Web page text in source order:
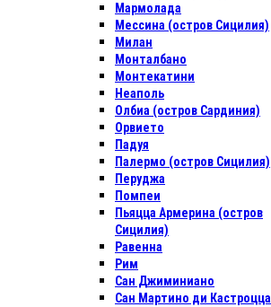
Мармолада
Мессина (остров Сицилия)
Милан
Монталбано
Монтекатини
Неаполь
Олбиа (остров Сардиния)
Орвието
Падуя
Палермо (остров Сицилия)
Перуджа
Помпеи
Пьяцца Армерина (остров
Сицилия)
Равенна
Рим
Сан Джиминиано
Сан Мартино ди Кастроцца